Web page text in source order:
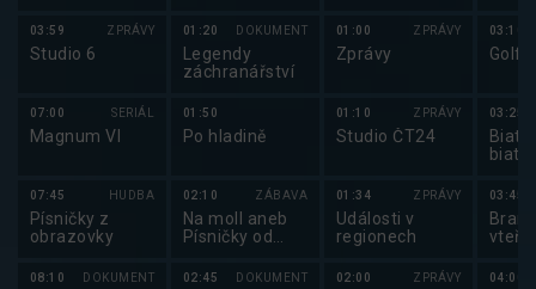
03:59 ZPRÁVY
Studio 6
07:00 SERIÁL
Magnum VI
07:45 HUDBA
Písničky z
obrazovky
08:10 DOKUMENT
01:20 DOKUMENT
Legendy
záchranářství
01:50
Po hladině
02:10 ZÁBAVA
Na moll aneb
Písničky od
02:45 DOKUMENT
01:00 ZPRÁVY
Zprávy
01:10 ZPRÁVY
Studio ČT24
01:34 ZPRÁVY
Události v
regionech
02:00 ZPRÁVY
03:10
Golf:
03:25
03:45
04:00